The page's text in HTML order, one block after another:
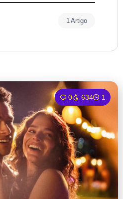
1 Artigo
0 634 1